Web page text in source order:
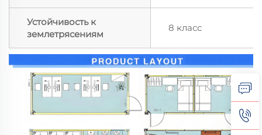
Устойчивость к
землетрясениям
8 класс